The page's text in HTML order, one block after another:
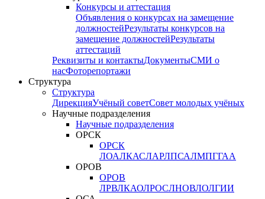
Конкурсы и аттестация
Объявления о конкурсах на замещение
должностейРезультаты конкурсов на
замещение должностейРезультаты
аттестаций
Реквизиты и контактыДокументыСМИ о
насФоторепортажи
Структура
Структура
ДирекцияУчёный советСовет молодых учёных
Научные подразделения
Научные подразделения
ОРСК
ОРСК
ЛОАЛКАСЛАРЛПСАЛМПГГАА
ОРОВ
ОРОВ
ЛРВЛКАОЛРОСЛНОВЛОЛГИИ